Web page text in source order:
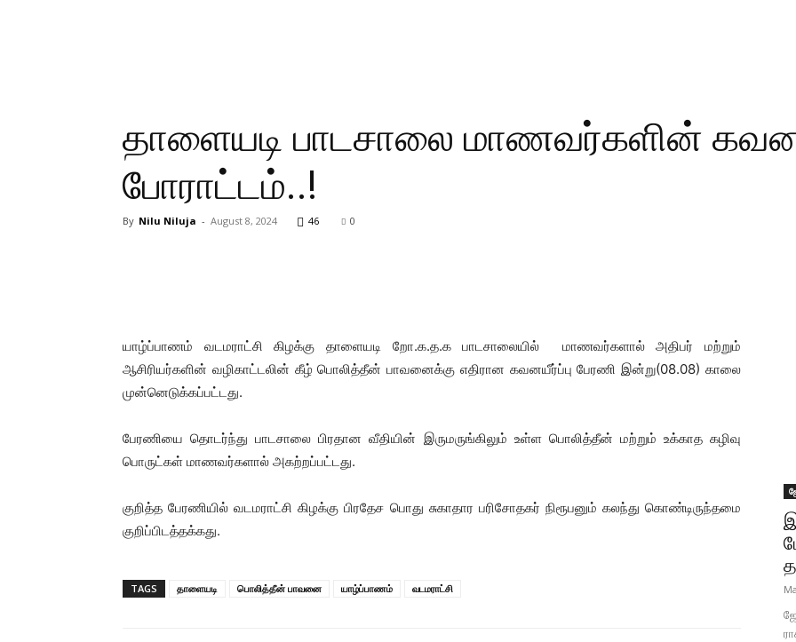
தாளையடி பாடசாலை மாணவர்களின்
போராட்டம்..!
By Nilu Niluja - August 8, 2024 46 0
யாழ்ப்பாணம் வடமராட்சி கிழக்கு தாளையடி றோ.க.த.க பாடசாலையில் மாணவர்களால் அதிபர் மற்றும்
ஆசிரியர்களின் வழிகாட்டலின் கீழ் பொலித்தீன் பாவனைக்கு எதிரான கவனயீர்ப்பு பேரணி இன்று(08.08) காலை
முன்னெடுக்கப்பட்டது.
பேரணியை தொடர்ந்து பாடசாலை பிரதான வீதியின் இருமருங்கிலும் உள்ள பொலித்தீன் மற்றும் உக்காத கழிவு
பொருட்கள் மாணவர்களால் அகற்றப்பட்டது.
குறித்த பேரணியில் வடமராட்சி கிழக்கு பிரதேச பொது சுகாதார பரிசோதகர் நிரூபனும் கலந்து கொண்டிருந்தமை
குறிப்பிடத்தக்கது.
TAGS தாளையடி பொலித்தீன் பாவனை யாழ்ப்பாணம் வடமராட்சி